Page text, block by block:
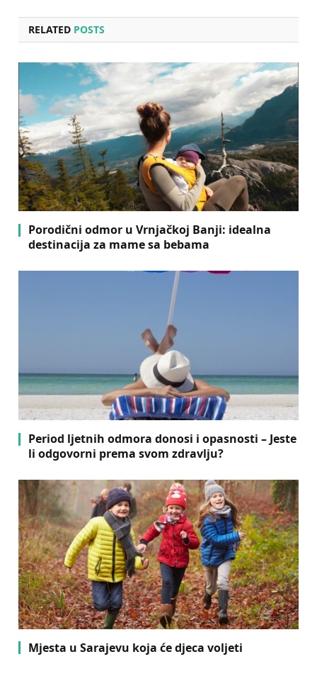
RELATED POSTS
Porodični odmor u Vrnjačkoj Banji: idealna
destinacija za mame sa bebama
Period ljetnih odmora donosi i opasnosti – Jeste
li odgovorni prema svom zdravlju?
Mjesta u Sarajevu koja će djeca voljeti